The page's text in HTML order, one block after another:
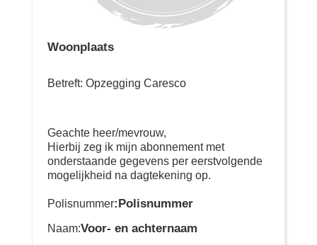
Woonplaats
Betreft: Opzegging Caresco
Geachte heer/mevrouw,
Hierbij zeg ik mijn abonnement met
onderstaande gegevens per eerstvolgende
mogelijkheid na dagtekening op.
Polisnummer:Polisnummer
Naam:Voor- en achternaam